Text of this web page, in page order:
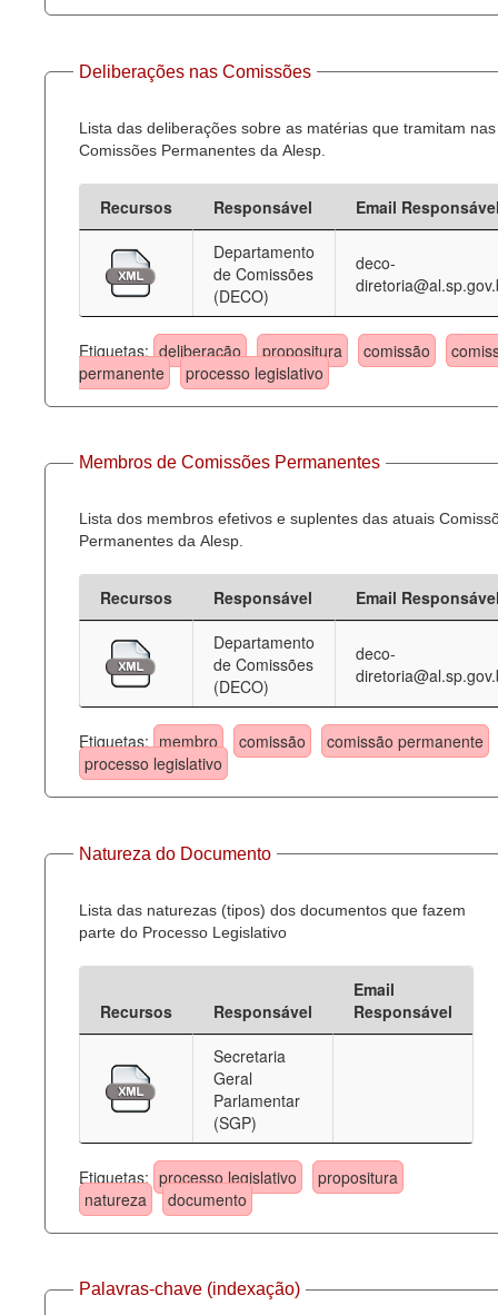
Deliberações nas Comissões
Lista das deliberações sobre as matérias que tramitam nas
Comissões Permanentes da Alesp.
Recursos Responsável
Email
Departamento
de Comissões
(DECO)
deco-
Etiquetas: deliberação propositura comissão
permanente
processo legislativo
Membros de Comissões Permanentes
Lista dos membros efetivos e suplentes das atuais
Permanentes da Alesp.
Recursos Responsável
Email
Departamento
de Comissões
(DECO)
deco-
Etiquetas: membro comissão
comissão permanente
processo legislativo
Natureza do Documento
Lista das naturezas (tipos) dos documentos que fazem
parte do Processo Legislativo
Recursos Responsável
Email
Responsável
Secretaria
Geral
Parlamentar
(SGP)
Etiquetas: processo legislativo
propositura
natureza
documento
Palavras-chave (indexação)